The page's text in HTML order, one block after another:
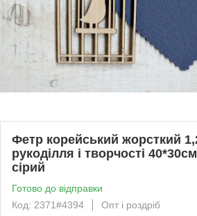
Фетр корейський жорсткий
рукоділля і творчості
сірий
Готово до відправки
Код: 2371#4394
Опт і роздріб